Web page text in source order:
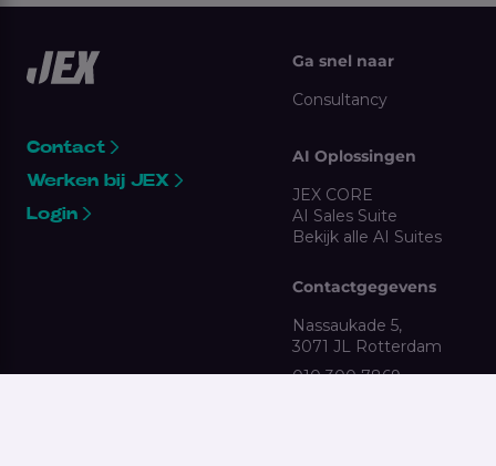
Contact
Werken bij JEX
Login
Ga snel naar
Consultancy
AI Oplossingen
JEX CORE
AI Sales Suite
Bekijk alle AI Suites
Contactgegevens
Nassaukade 5,
3071 JL Rotterdam
010 300 7869